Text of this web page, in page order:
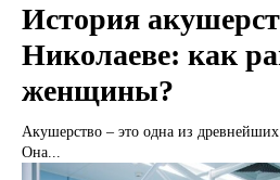
История
Николаеве: как
женщины?
Акушерство – это одна из
Она...